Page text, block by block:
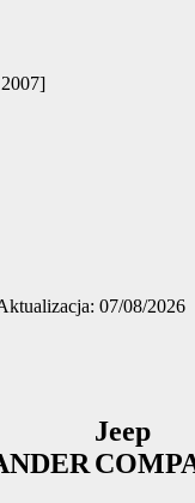
07/08/2026
Jeep